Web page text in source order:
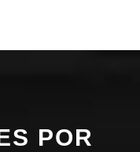
POR